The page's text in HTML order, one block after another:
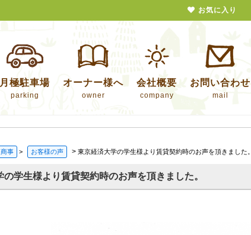
月極駐車場
parking
オーナー様へ
owner
会社概要
company
お問い合わせ
mail
事 > お客様の声 > 東京経済大学の学生様より賃貸契約時のお声を頂きました。
の学生様より賃貸契約時のお声を頂きました。
お気に入り